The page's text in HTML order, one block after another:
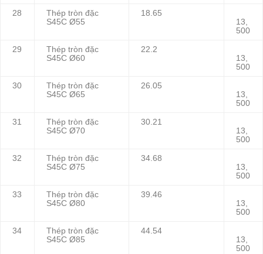
28
Thép tròn đặc
S45C Ø55
18.65
13,
500
29
Thép tròn đặc
S45C Ø60
22.2
13,
500
30
Thép tròn đặc
S45C Ø65
26.05
13,
500
31
Thép tròn đặc
S45C Ø70
30.21
13,
500
32
Thép tròn đặc
S45C Ø75
34.68
13,
500
33
Thép tròn đặc
S45C Ø80
39.46
13,
500
34
Thép tròn đặc
S45C Ø85
44.54
13,
500